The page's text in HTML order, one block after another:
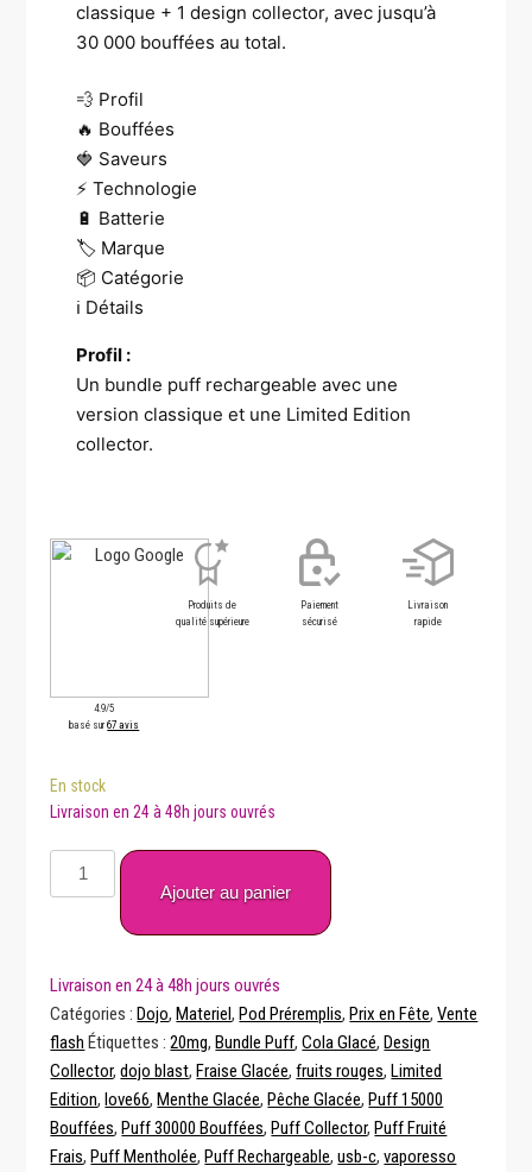
classique + 1 design collector, avec jusqu’à
30 000 bouffées au total.
💨 Profil
🔥 Bouffées
🍓 Saveurs
⚡ Technologie
🔋 Batterie
🏷️ Marque
📦 Catégorie
ℹ️ Détails
Profil :
Un bundle puff rechargeable avec une
version classique et une Limited Edition
collector.
4.9/5
basé sur67 avis
Produits de
qualité supérieure
Paiement
sécurisé
Livraison
rapide
En stock
quantité
de
Dojo
Blast
15K+15K
Vaporesso
Limited
Edition
Pêche
Ajouter au panier
Catégories :Dojo,Materiel,Pod Préremplis,Prix en Fête,Vente
flash Étiquettes :20mg,Bundle Puff,Cola Glacé,Design
Collector,dojo blast,Fraise Glacée,fruits rouges,Limited
Edition,love66,Menthe Glacée,Pêche Glacée,Puff 15000
Bouffées,Puff 30000 Bouffées,Puff Collector,Puff Fruité
Frais,Puff Mentholée,Puff Rechargeable,usb-c,vaporesso